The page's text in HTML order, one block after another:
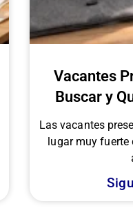
Vacantes
Buscar y
Las vacantes
lugar muy fuerte